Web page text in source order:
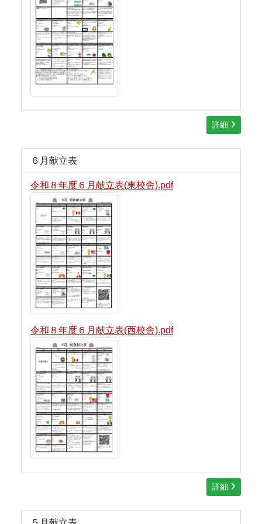
詳細
６月献立表
令和８年度６月献立表(東校舎).pdf
令和８年度６月献立表(西校舎).pdf
詳細